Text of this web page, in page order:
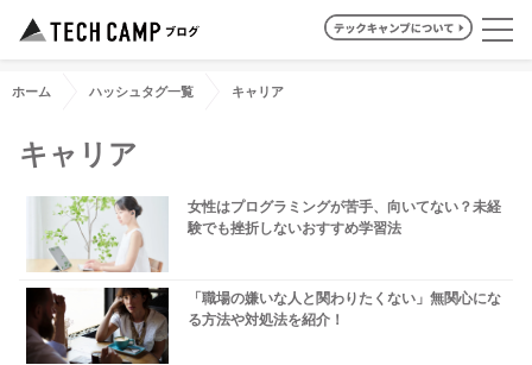
ホーム ハッシュタグ一覧 キャリア
キャリア
女性はプログラミングが苦手、向いてない？未経
験でも挫折しないおすすめ学習法
「職場の嫌いな人と関わりたくない」無関心にな
る方法や対処法を紹介！